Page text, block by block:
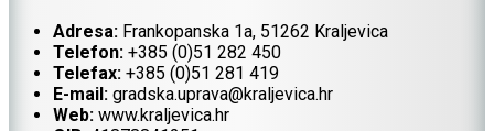
Adresa: Frankopanska 1a, 51262 Kraljevica
Telefon: +385 (0)51 282 450
Telefax: +385 (0)51 281 419
E-mail: gradska.uprava@kraljevica.hr
Web: www.kraljevica.hr